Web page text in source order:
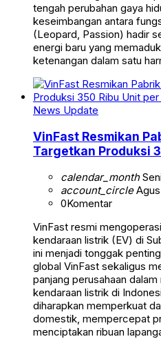
tengah perubahan gaya
keseimbangan antara
(Leopard, Passion) hadir
energi baru yang
ketenangan dalam satu
News Update
VinFast Resmikan
Targetkan Produksi
calendar_month
account_circleAgus
0Komentar
VinFast resmi
kendaraan listrik (EV) di
ini menjadi tonggak
global VinFast sekaligus
panjang perusahaan
kendaraan listrik di
diharapkan memperkuat
domestik, mempercepat
menciptakan ribuan